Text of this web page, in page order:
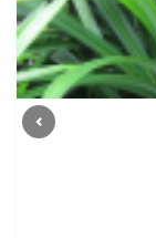
Previous